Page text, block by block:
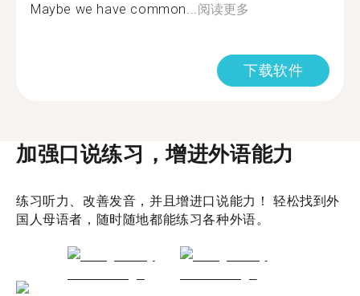
Maybe we have common... 阅读更多
下载软件
加强口说练习，增进外语能力
练习听力、改善发音，并且增进口说能力！ 轻松找到外
国人母语者，随时随地都能练习各种外语。